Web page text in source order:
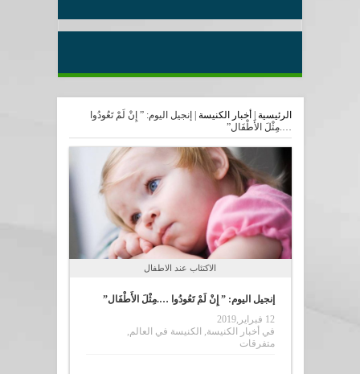
الرئيسية أخبار الكنيسة
إنجيل اليوم: ” إِنْ لَمْ تَعُودُوا
….مِثْلَ الأَطْفَال”
الاكتئاب عند الاطفال
إنجيل اليوم: ” إِنْ لَمْ تَعُودُوا ….مِثْلَ الأَطْفَال”
12 فبراير,2019
في أخبار الكنيسة الكنيسة في العالم
متفرقات